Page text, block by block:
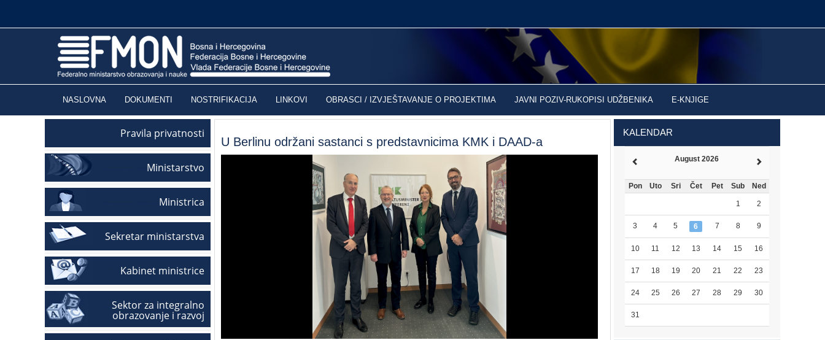
NASLOVNA DOKUMENTI NOSTRIFIKACIJA LINKOVI OBRASCI / IZVJEŠTAVANJE O PROJEKTIMA JAVNI POZIV-RUKOPISI UDŽBENIKA E-KNJIGE
Pravila privatnosti
Ministarstvo
Ministrica
Sekretar ministarstva
Kabinet ministrice
Sektor za integralno
obrazovanje i razvoj
U Berlinu održani sastanci s predstavnicima KMK i DAAD-a
KALENDAR
August 2026
Pon Uto Sri Čet Pet Sub Ned
1 2
3 4 5 6 7 8 9
10 11 12 13 14 15 16
17 18 19 20 21 22 23
24 25 26 27 28 29 30
31